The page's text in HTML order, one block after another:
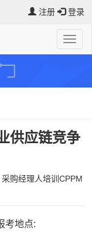
注册 登录
供应链竞争
采购经理人培训CPPM
考地点: